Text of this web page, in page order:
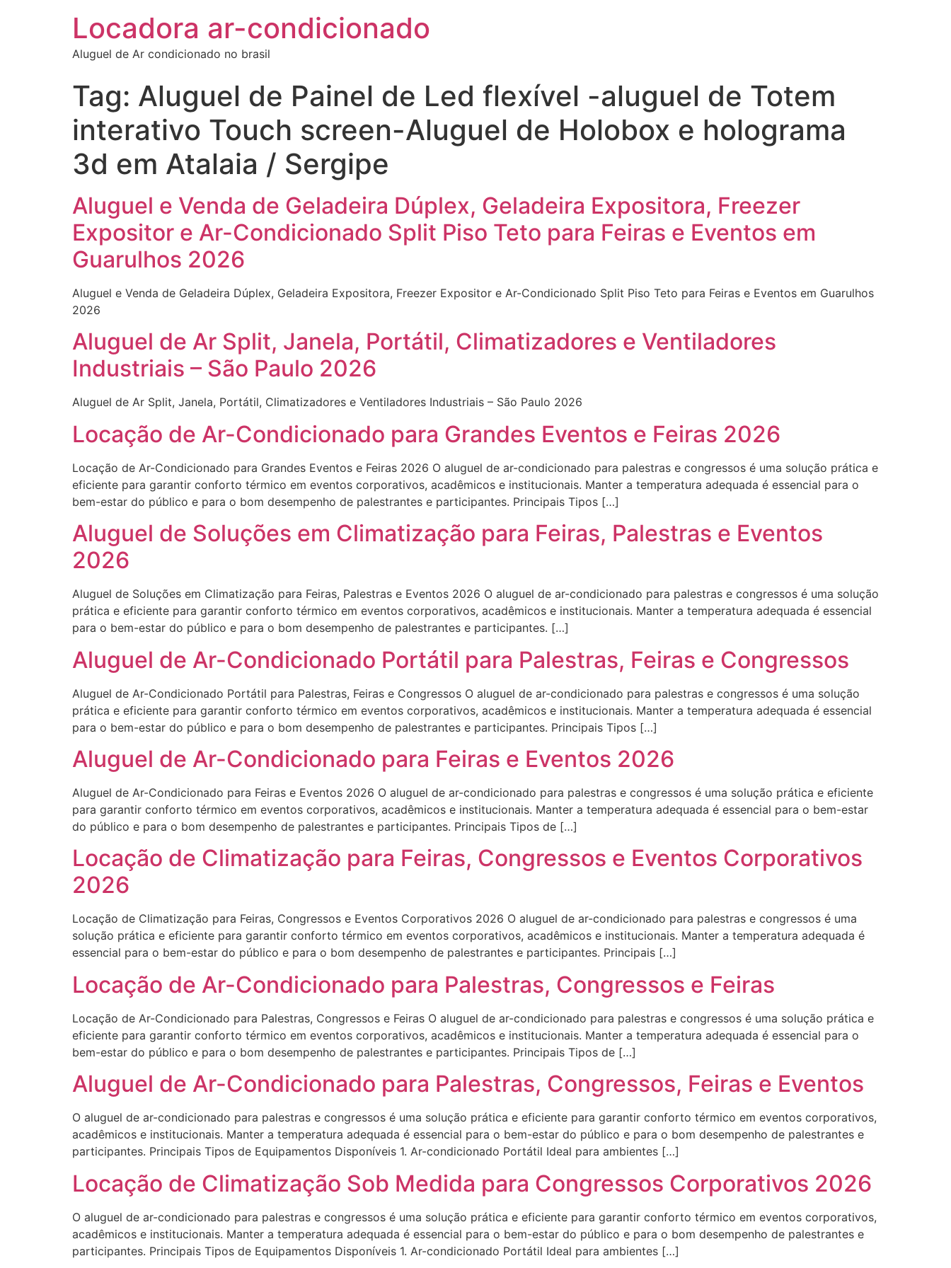
Locadora ar-condicionado
Aluguel de Ar condicionado no brasil
Tag: Aluguel de Painel de Led flexível -aluguel de Totem
interativo Touch screen-Aluguel de Holobox e holograma
3d em Atalaia / Sergipe
Aluguel e Venda de Geladeira Dúplex, Geladeira Expositora, Freezer
Expositor e Ar-Condicionado Split Piso Teto para Feiras e Eventos em
Guarulhos 2026
Aluguel e Venda de Geladeira Dúplex, Geladeira Expositora, Freezer Expositor e Ar-Condicionado Split Piso Teto para Feiras e Eventos em Guarulhos
2026
Aluguel de Ar Split, Janela, Portátil, Climatizadores e Ventiladores
Industriais – São Paulo 2026
Aluguel de Ar Split, Janela, Portátil, Climatizadores e Ventiladores Industriais – São Paulo 2026
Locação de Ar-Condicionado para Grandes Eventos e Feiras 2026
Locação de Ar-Condicionado para Grandes Eventos e Feiras 2026 O aluguel de ar-condicionado para palestras e congressos é uma solução prática e
eficiente para garantir conforto térmico em eventos corporativos, acadêmicos e institucionais. Manter a temperatura adequada é essencial para o
bem-estar do público e para o bom desempenho de palestrantes e participantes. Principais Tipos […]
Aluguel de Soluções em Climatização para Feiras, Palestras e Eventos
2026
Aluguel de Soluções em Climatização para Feiras, Palestras e Eventos 2026 O aluguel de ar-condicionado para palestras e congressos é uma solução
prática e eficiente para garantir conforto térmico em eventos corporativos, acadêmicos e institucionais. Manter a temperatura adequada é essencial
para o bem-estar do público e para o bom desempenho de palestrantes e participantes. […]
Aluguel de Ar-Condicionado Portátil para Palestras, Feiras e Congressos
Aluguel de Ar-Condicionado Portátil para Palestras, Feiras e Congressos O aluguel de ar-condicionado para palestras e congressos é uma solução
prática e eficiente para garantir conforto térmico em eventos corporativos, acadêmicos e institucionais. Manter a temperatura adequada é essencial
para o bem-estar do público e para o bom desempenho de palestrantes e participantes. Principais Tipos […]
Aluguel de Ar-Condicionado para Feiras e Eventos 2026
Aluguel de Ar-Condicionado para Feiras e Eventos 2026 O aluguel de ar-condicionado para palestras e congressos é uma solução prática e eficiente
para garantir conforto térmico em eventos corporativos, acadêmicos e institucionais. Manter a temperatura adequada é essencial para o bem-estar
do público e para o bom desempenho de palestrantes e participantes. Principais Tipos de […]
Locação de Climatização para Feiras, Congressos e Eventos Corporativos
2026
Locação de Climatização para Feiras, Congressos e Eventos Corporativos 2026 O aluguel de ar-condicionado para palestras e congressos é uma
solução prática e eficiente para garantir conforto térmico em eventos corporativos, acadêmicos e institucionais. Manter a temperatura adequada é
essencial para o bem-estar do público e para o bom desempenho de palestrantes e participantes. Principais […]
Locação de Ar-Condicionado para Palestras, Congressos e Feiras
Locação de Ar-Condicionado para Palestras, Congressos e Feiras O aluguel de ar-condicionado para palestras e congressos é uma solução prática e
eficiente para garantir conforto térmico em eventos corporativos, acadêmicos e institucionais. Manter a temperatura adequada é essencial para o
bem-estar do público e para o bom desempenho de palestrantes e participantes. Principais Tipos de […]
Aluguel de Ar-Condicionado para Palestras, Congressos, Feiras e Eventos
O aluguel de ar-condicionado para palestras e congressos é uma solução prática e eficiente para garantir conforto térmico em eventos corporativos,
acadêmicos e institucionais. Manter a temperatura adequada é essencial para o bem-estar do público e para o bom desempenho de palestrantes e
participantes. Principais Tipos de Equipamentos Disponíveis 1. Ar-condicionado Portátil Ideal para ambientes […]
Locação de Climatização Sob Medida para Congressos Corporativos 2026
O aluguel de ar-condicionado para palestras e congressos é uma solução prática e eficiente para garantir conforto térmico em eventos corporativos,
acadêmicos e institucionais. Manter a temperatura adequada é essencial para o bem-estar do público e para o bom desempenho de palestrantes e
participantes. Principais Tipos de Equipamentos Disponíveis 1. Ar-condicionado Portátil Ideal para ambientes […]